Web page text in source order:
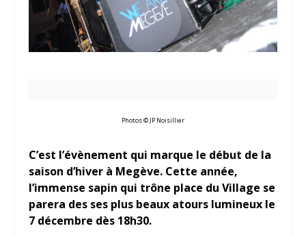
Photos © JP Noisillier
C’est l’évènement qui marque le début de la
saison d’hiver à Megève. Cette année,
l’immense sapin qui trône place du Village se
parera des ses plus beaux atours lumineux le
7 décembre dès 18h30.